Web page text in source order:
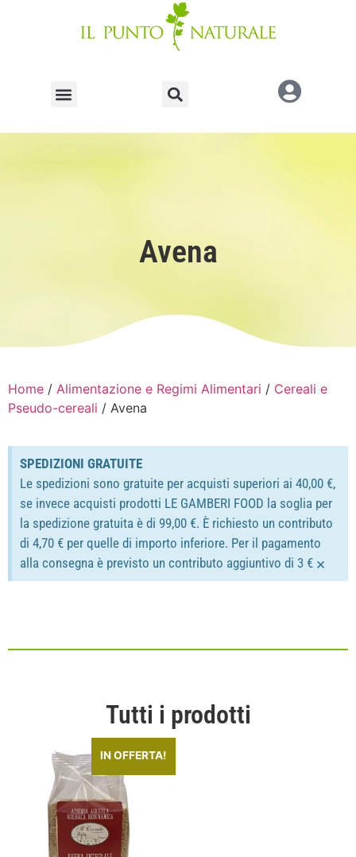
Avena
Home / Alimentazione e Regimi Alimentari / Cereali e
Pseudo-cereali / Avena
SPEDIZIONI GRATUITE
Le spedizioni sono gratuite per acquisti superiori ai 40,00 €,
se invece acquisti prodotti LE GAMBERI FOOD la soglia per
la spedizione gratuita è di 99,00 €. È richiesto un contributo
di 4,70 € per quelle di importo inferiore. Per il pagamento
alla consegna è previsto un contributo aggiuntivo di 3 € ×
Tutti i prodotti
IN OFFERTA!